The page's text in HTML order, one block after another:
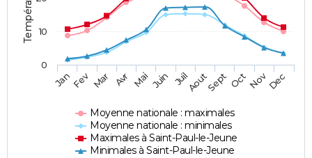
Moyenne nationale : maximales
Moyenne nationale : minimales
Maximales à Saint-Paul-le-Jeune
Minimales à Saint-Paul-le-Jeune
JanFev Mar Avr Mai Juin JuilAoutSept OctNovDec
0
10